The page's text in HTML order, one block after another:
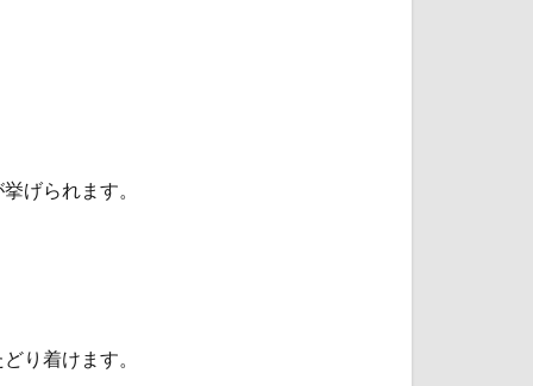
げられます。
り着けます。